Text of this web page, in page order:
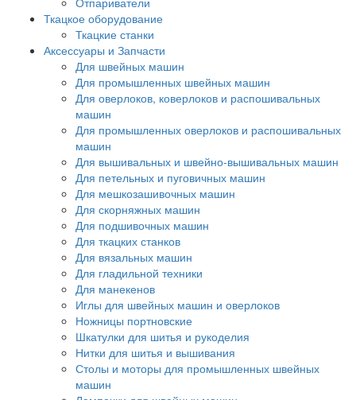
Ткацкое оборудование
Ткацкие станки
Аксессуары и Запчасти
Для швейных машин
Для промышленных швейных машин
Для оверлоков, коверлоков и распошивальных
машин
Для промышленных оверлоков и распошивальных
машин
Для вышивальных и швейно-вышивальных машин
Для петельных и пуговичных машин
Для мешкозашивочных машин
Для скорняжных машин
Для подшивочных машин
Для ткацких станков
Для вязальных машин
Для гладильной техники
Для манекенов
Иглы для швейных машин и оверлоков
Ножницы портновские
Шкатулки для шитья и рукоделия
Нитки для шитья и вышивания
Столы и моторы для промышленных швейных
машин